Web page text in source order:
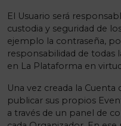
El Usuario será
custodia y seguridad de
ejemplo la contraseña,
responsabilidad de todas
en La Plataforma en
Una vez creada la
publicar sus propios
a través de un panel de